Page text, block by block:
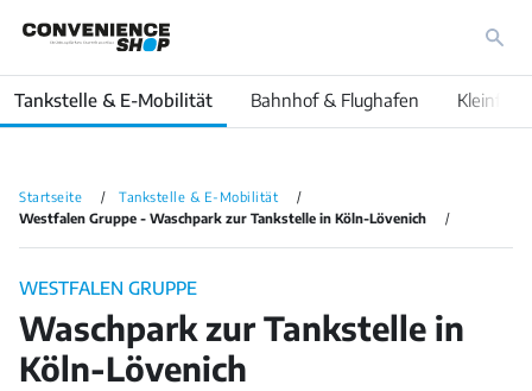
Tankstelle & E-Mobilität Bahnhof & Flughafen
Startseite
Tankstelle & E-Mobilität
Westfalen Gruppe - Waschpark zur Tankstelle in Köln-Lövenich
WESTFALEN GRUPPE
Waschpark zur Tankstelle in
Köln-Lövenich